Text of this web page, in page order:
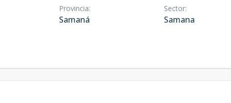
Provincia:
Samaná
Sector:
Samana